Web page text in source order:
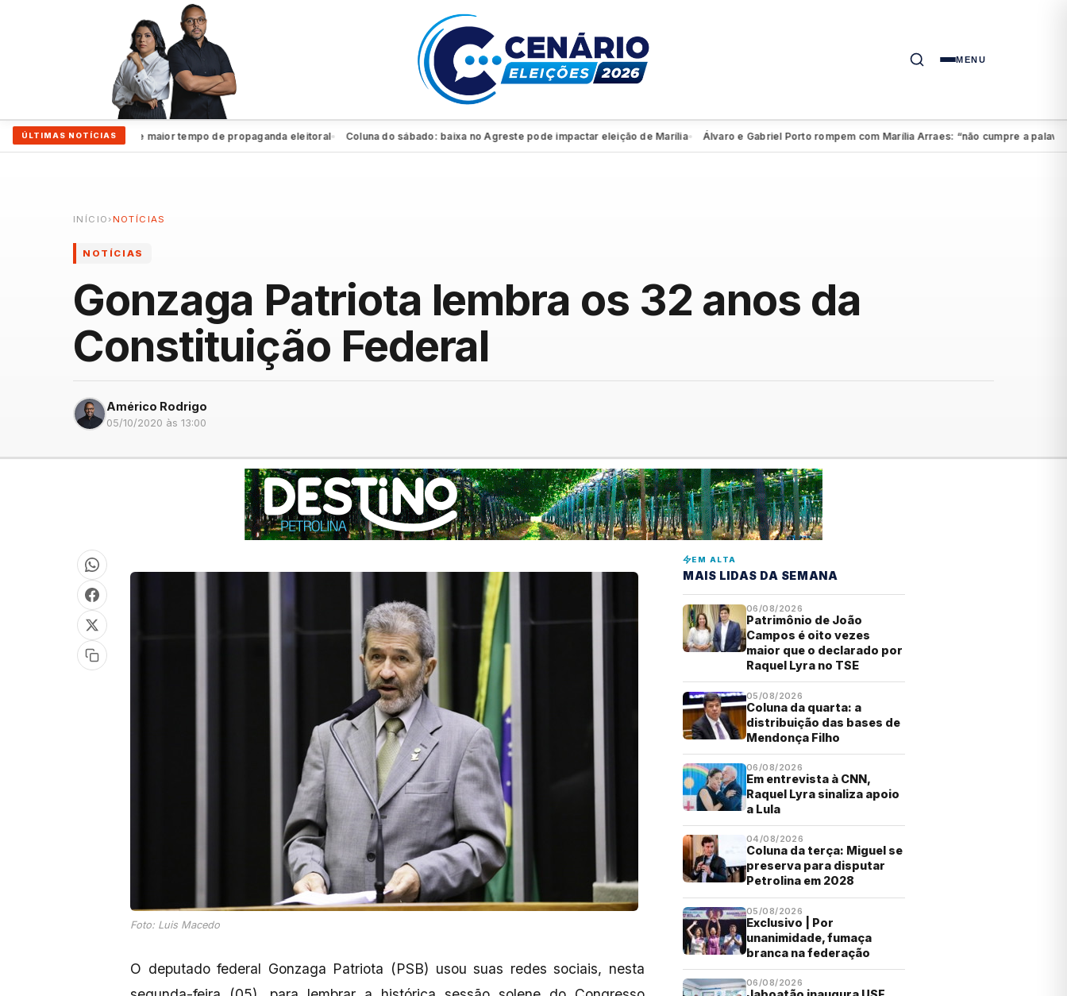
MENU
ÚLTIMAS NOTÍCIAS
João Campos garante maior tempo de propaganda eleitoral● Coluna do sábado: baixa no Agreste pode impactar eleição de Marília● Álvaro e Gabriel Porto rompem com Marília Arraes: “não cumpre a palavra”●
INÍCIO ›NOTÍCIAS
NOTÍCIAS
Gonzaga Patriota lembra os 32 anos da
Constituição Federal
Américo Rodrigo
05/10/2020 às 13:00
Foto: Luis Macedo
O deputado federal Gonzaga Patriota (PSB) usou suas redes sociais, nesta
EM ALTA
MAIS LIDAS DA SEMANA
06/08/2026
Patrimônio de João
Campos é oito vezes
maior que o declarado por
Raquel Lyra no TSE
05/08/2026
Coluna da quarta: a
distribuição das bases de
Mendonça Filho
06/08/2026
Em entrevista à CNN,
Raquel Lyra sinaliza apoio
a Lula
04/08/2026
Coluna da terça: Miguel se
preserva para disputar
Petrolina em 2028
05/08/2026
Exclusivo | Por
unanimidade, fumaça
branca na federação
06/08/2026